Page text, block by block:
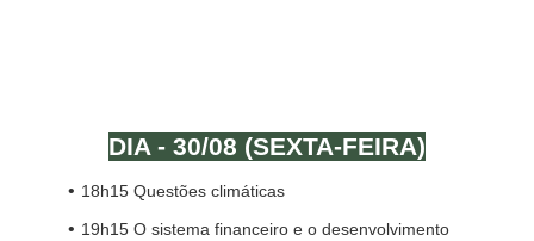
DIA - 30/08 (SEXTA-FEIRA)
18h15 Questões climáticas
19h15 O sistema financeiro e o desenvolvimento